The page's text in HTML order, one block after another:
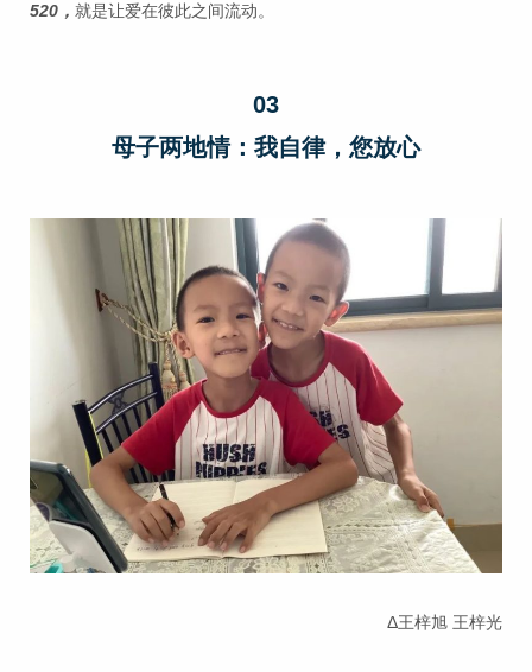
520， 就是让爱在彼此之间流动。
03
母子两地情：我自律，您放心
Δ王梓旭 王梓光